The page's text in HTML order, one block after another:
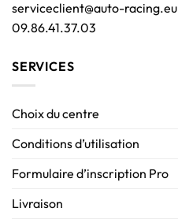
serviceclient@auto-racing.eu
09.86.41.37.03
SERVICES
Choix du centre
Conditions d’utilisation
Formulaire d’inscription Pro
Livraison